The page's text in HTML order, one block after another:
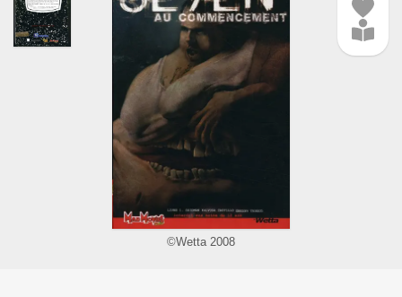
©Wetta 2008